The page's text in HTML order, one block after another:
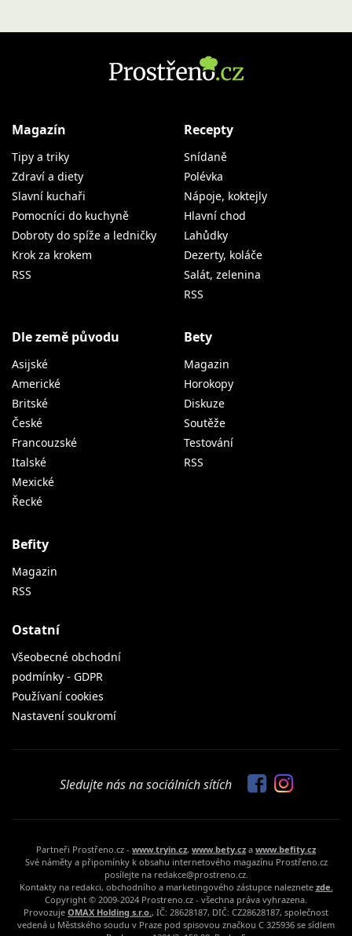
Magazín
Tipy a triky
Zdraví a diety
Slavní kuchaři
Pomocníci do kuchyně
Dobroty do spíže a ledničky
Krok za krokem
RSS
Recepty
Snídaně
Polévka
Nápoje, koktejly
Hlavní chod
Lahůdky
Dezerty, koláče
Salát, zelenina
RSS
Dle země původu
Asijské
Americké
Britské
České
Francouzské
Italské
Mexické
Řecké
Bety
Magazin
Horokopy
Diskuze
Soutěže
Testování
RSS
Befity
Magazin
RSS
Ostatní
Všeobecné obchodní
podmínky - GDPR
Používaní cookies
Nastavení soukromí
Sledujte nás na sociálních sítích
Partneři Prostřeno.cz - www.tryin.cz, www.bety.cz a www.befity.cz
Své náměty a připomínky k obsahu internetového magazínu Prostřeno.cz
posílejte na redakce@prostreno.cz.
Kontakty na redakci, obchodního a marketingového zástupce naleznete zde.
Copyright © 2009-2024 Prostreno.cz - všechna práva vyhrazena.
Provozuje OMAX Holding s.r.o., IČ: 28628187, DIČ: CZ28628187, společnost
vedená u Městského soudu v Praze pod spisovou značkou C 325936 se sídlem